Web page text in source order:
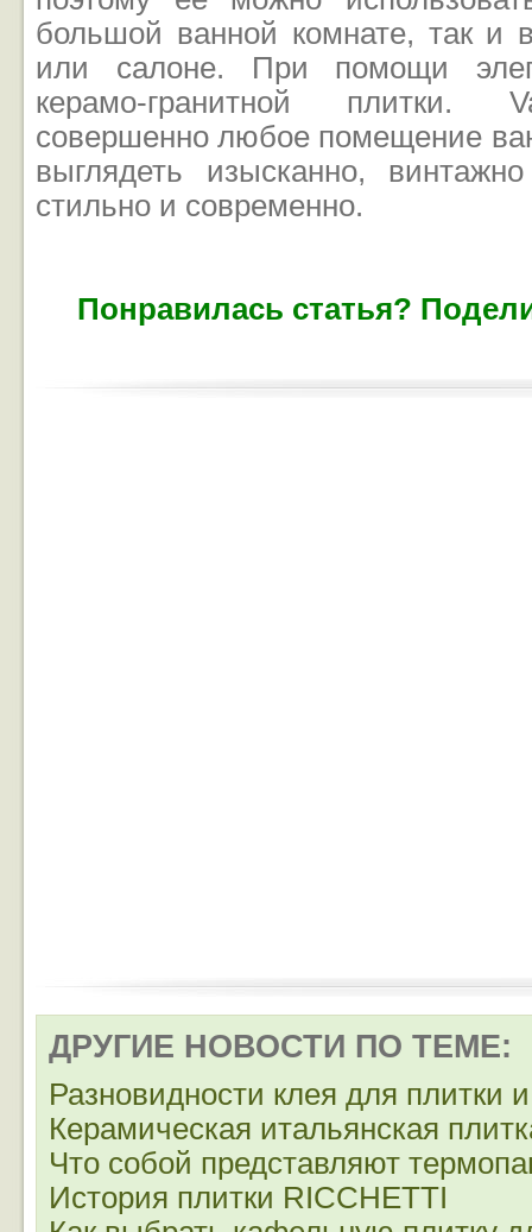
большой ванной комнате, так и
или салоне. При помощи
керамо-гранитной плитки.
совершенно любое помещение
выглядеть изысканно,
стильно и современно.
Понравилась статья?
ДРУГИЕ НОВОСТИ ПО ТЕМЕ:
Разновидности клея для плитки
Керамическая итальянская
Что собой представляют
История плитки RICCHETTI